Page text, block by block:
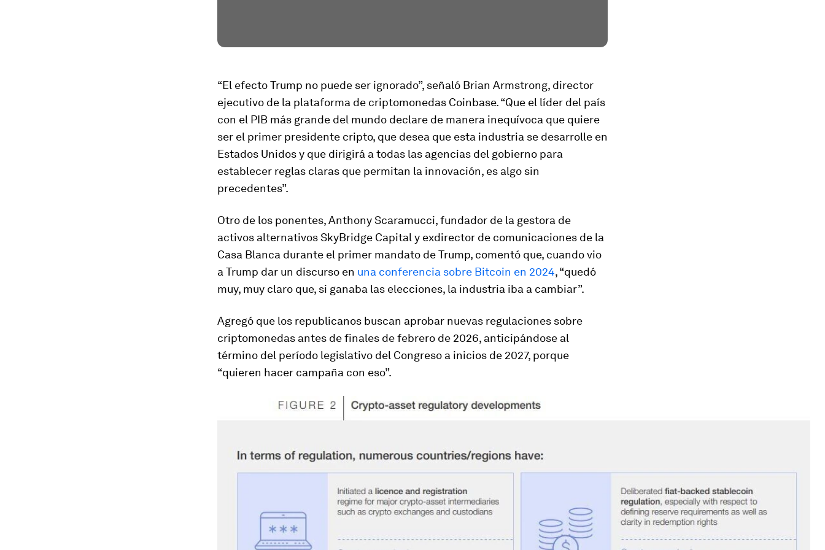
“El efecto Trump no puede ser ignorado”, señaló Brian Armstrong, director
ejecutivo de la plataforma de criptomonedas Coinbase. “Que el líder del país
con el PIB más grande del mundo declare de manera inequívoca que quiere
ser el primer presidente cripto, que desea que esta industria se desarrolle en
Estados Unidos y que dirigirá a todas las agencias del gobierno para
establecer reglas claras que permitan la innovación, es algo sin
precedentes”.
Otro de los ponentes, Anthony Scaramucci, fundador de la gestora de
activos alternativos SkyBridge Capital y exdirector de comunicaciones de la
Casa Blanca durante el primer mandato de Trump, comentó que, cuando vio
a Trump dar un discurso en una conferencia sobre Bitcoin en 2024, “quedó
muy, muy claro que, si ganaba las elecciones, la industria iba a cambiar”.
Agregó que los republicanos buscan aprobar nuevas regulaciones sobre
criptomonedas antes de finales de febrero de 2026, anticipándose al
término del período legislativo del Congreso a inicios de 2027, porque
“quieren hacer campaña con eso”.